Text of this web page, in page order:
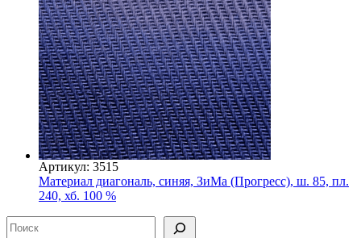
Артикул: 3515
Материал диагональ, синяя, ЗиМа (Прогресс), ш. 85, пл.
240, хб. 100 %
Поиск